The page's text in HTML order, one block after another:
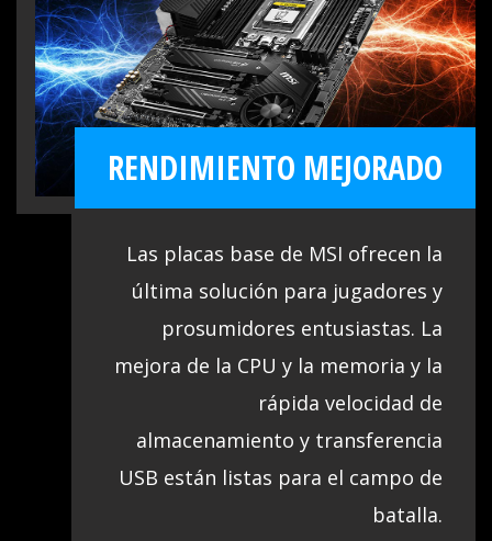
contenga todas las últimas opciones y
sea fácil de usar para todos. Las amplias
funciones te permiten ajustar tu sistema
para ofrecer un rendimiento máximo
confiable.RENDIMIENTO MEJORADO
Las placas base de MSI ofrecen la
última solución para jugadores y
prosumidores entusiastas. La
mejora de la CPU y la memoria y la
rápida velocidad de
almacenamiento y transferencia
USB están listas para el campo de
batalla.